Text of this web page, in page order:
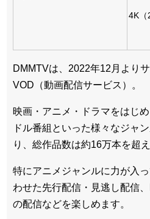
4K（
DMMTVは、2022年12月より
VOD（動画配信サービス）。
映画・アニメ・ドラマをはじ
ドル番組といった様々なジャ
り、総作品数は約16万本を超え
特にアニメジャンルに力が入
わせた先行配信・見逃し配信
の配信などを楽しめます。